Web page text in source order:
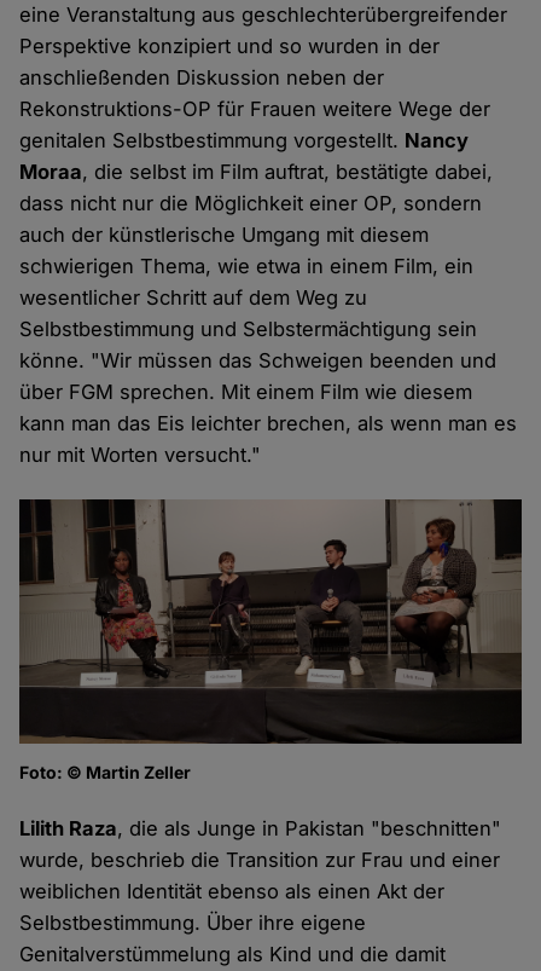
eine Veranstaltung aus geschlechterübergreifender
Perspektive konzipiert und so wurden in der
anschließenden Diskussion neben der
Rekonstruktions-OP für Frauen weitere Wege der
genitalen Selbstbestimmung vorgestellt. Nancy
Moraa, die selbst im Film auftrat, bestätigte dabei,
dass nicht nur die Möglichkeit einer OP, sondern
auch der künstlerische Umgang mit diesem
schwierigen Thema, wie etwa in einem Film, ein
wesentlicher Schritt auf dem Weg zu
Selbstbestimmung und Selbstermächtigung sein
könne. "Wir müssen das Schweigen beenden und
über FGM sprechen. Mit einem Film wie diesem
kann man das Eis leichter brechen, als wenn man es
nur mit Worten versucht."
Foto: © Martin Zeller
Lilith Raza, die als Junge in Pakistan "beschnitten"
wurde, beschrieb die Transition zur Frau und einer
weiblichen Identität ebenso als einen Akt der
Selbstbestimmung. Über ihre eigene
Genitalverstümmelung als Kind und die damit